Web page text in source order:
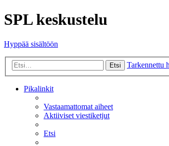
SPL keskustelu
Hyppää sisältöön
Etsi Tarkennettu
Pikalinkit
Vastaamattomat aiheet
Aktiiviset viestiketjut
Etsi